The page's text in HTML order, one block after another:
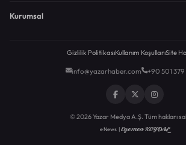
Kurumsal
Gizlilik PolitikasıKullanım KoşullarıSite
info@yazarhaber.com +90 501
© 2026 Yazar Medya A.Ş. Tüm hakları
eNews |Egemen KEYDAL